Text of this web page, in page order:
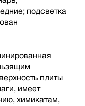
подсветка
плиты
имеет
химикатам,